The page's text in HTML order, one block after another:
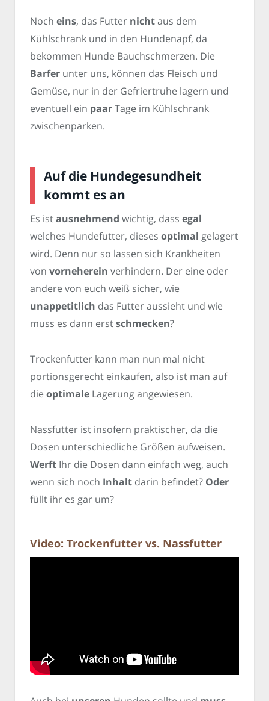
Noch eins, das Futter nichtaus dem
Kühlschrank und in den Hundenapf, da
bekommen Hunde Bauchschmerzen. Die
Barfer unter uns, können das Fleisch und
Gemüse, nur in der Gefriertruhe lagern und
eventuell ein paarTage im Kühlschrank
zwischenparken.
Auf die Hundegesundheit
kommt es an
Es istausnehmend wichtig, dass egal
welches Hundefutter, dieses optimal gelagert
wird. Denn nur so lassen sich Krankheiten
von vorneherein verhindern. Der eine oder
andere von euch weiß sicher, wie
unappetitlich das Futter aussieht und wie
muss es dann erstschmecken?
Trockenfutter kann man nun mal nicht
portionsgerecht einkaufen, also ist man auf
die optimale Lagerung angewiesen.
Nassfutter ist insofern praktischer, da die
Dosen unterschiedliche Größen aufweisen.
Werft Ihr die Dosen dann einfach weg, auch
wenn sich noch Inhalt darin befindet? Oder
füllt ihr es gar um?
Video: Trockenfutter vs. Nassfutter